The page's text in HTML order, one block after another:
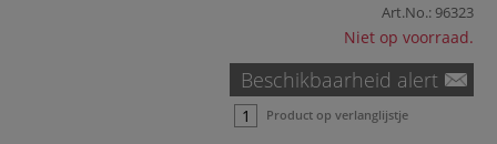
Art.No.: 96323
Niet op voorraad.
Beschikbaarheid alert
Product op verlanglijstje